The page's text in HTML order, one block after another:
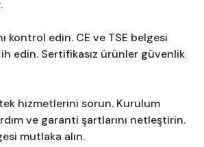
kontrol edin. CE ve TSE belgesi
edin. Sertifikasız ürünler güvenlik
hizmetlerini sorun. Kurulum
ve garanti şartlarını netleştirin.
mutlaka alın.